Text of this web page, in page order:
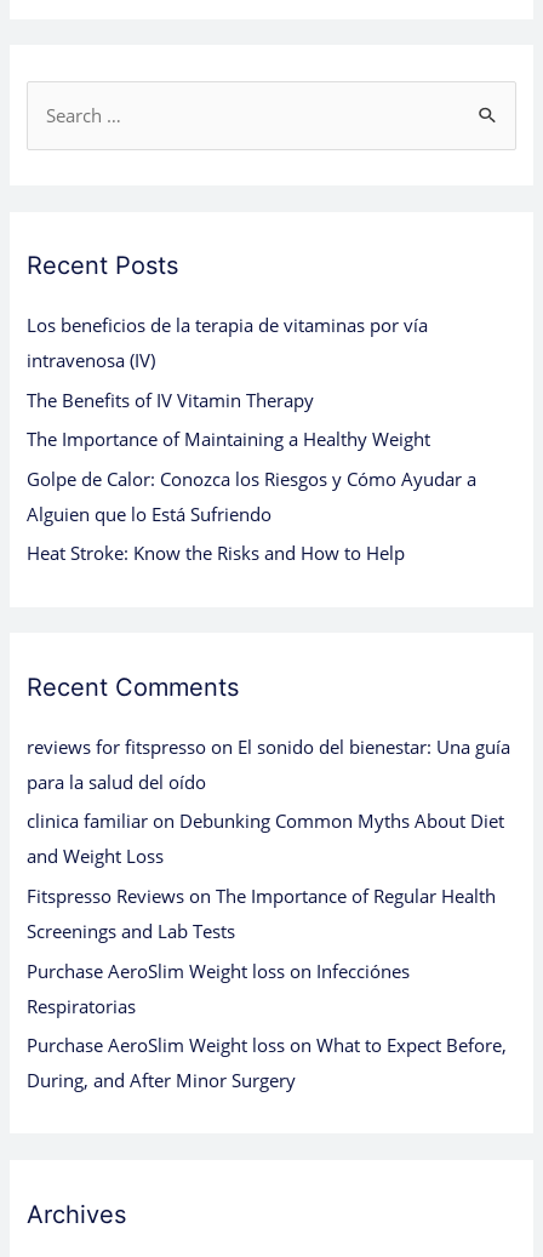
e
c
f
o
r
:
Recent Posts
Los beneficios de la terapia de vitaminas por vía
intravenosa (IV)
The Benefits of IV Vitamin Therapy
The Importance of Maintaining a Healthy Weight
Golpe de Calor: Conozca los Riesgos y Cómo Ayudar a
Alguien que lo Está Sufriendo
Heat Stroke: Know the Risks and How to Help
Recent Comments
reviews for fitspresso on El sonido del bienestar: Una guía
para la salud del oído
clinica familiar on Debunking Common Myths About Diet
and Weight Loss
Fitspresso Reviews onThe Importance of Regular Health
Screenings and Lab Tests
Purchase AeroSlim Weight loss on Infecciónes
Respiratorias
Purchase AeroSlim Weight loss onWhat to Expect Before,
During, and After Minor Surgery
Archives